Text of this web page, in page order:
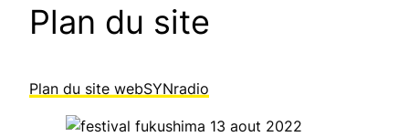
Plan du site
Plan du site webSYNradio